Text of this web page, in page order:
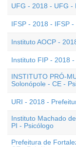
UFG - 2018 - UFG -
IFSP - 2018 - IFSP -
Instituto AOCP -
Instituto FIP - 2018
INSTITUTO PRÓ-
Solonópole - CE -
URI - 2018 -
Instituto Machado
PI - Psicólogo
Prefeitura de